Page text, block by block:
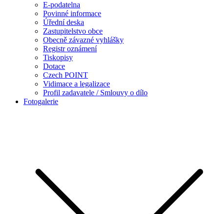
E-podatelna
Povinné informace
Úřední deska
Zastupitelstvo obce
Obecně závazné vyhlášky
Registr oznámení
Tiskopisy
Dotace
Czech POINT
Vidimace a legalizace
Profil zadavatele / Smlouvy o dílo
Fotogalerie